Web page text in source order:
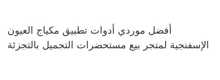
أفضل موردي أدوات تطبيق مكياج العيون
الإسفنجية لمتجر بيع مستحضرات التجميل بالتجزئة